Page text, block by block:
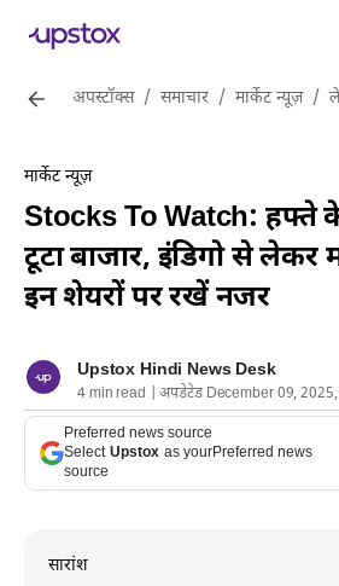
अपस्टॉक्स / समाचार / मार्केट न्यूज़ /
मार्केट न्यूज़
Stocks To Watch: हफ्ते
टूटा बाजार, इंडिगो से लेकर
इन शेयरों पर रखें नजर
Upstox Hindi News Desk
4 min read | अपडेटेड December 09,
Preferred news source
Select Upstox as yourPreferred news
source
सारांश